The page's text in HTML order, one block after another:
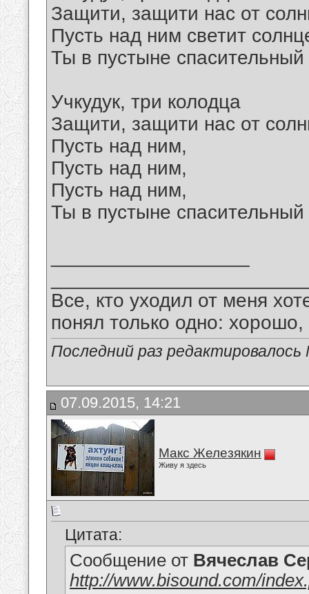
Защити, защити нас от
Пусть над ним светит
Ты в пустыне спасительный
Учкудук, три колодца
Защити, защити нас от
Пусть над ним,
Пусть над ним,
Пусть над ним,
Ты в пустыне спасительный
Все, кто уходил от меня
понял только одно:
Последний раз
07.09.2015, 14:21
Макс Железякин
Живу я здесь
Цитата:
Сообщение от Вячеслав
http://www.bisound.com/